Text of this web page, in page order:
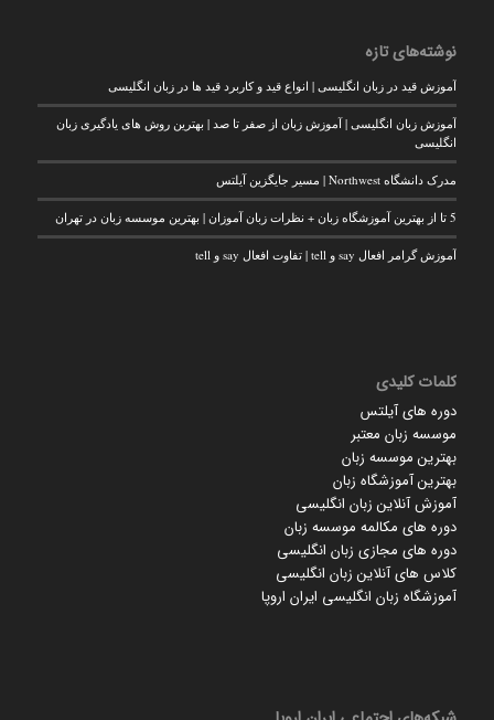
نوشته‌های تازه
آموزش قید در زبان انگلیسی | انواع قید و کاربرد قید ها در زبان انگلیسی
آموزش زبان انگلیسی | آموزش زبان از صفر تا صد | بهترین روش های یادگیری زبان
انگلیسی
مدرک دانشگاه Northwest | مسیر جایگزین آیلتس
5 تا از بهترین آموزشگاه زبان + نظرات زبان آموزان | بهترین موسسه زبان در تهران
آموزش گرامر افعال say و tell | تفاوت افعال say و tell
کلمات کلیدی
دوره های آیلتس
موسسه زبان معتبر
بهترین موسسه زبان
بهترین آموزشگاه زبان
آموزش آنلاین زبان انگلیسی
دوره های مکالمه موسسه زبان
دوره های مجازی زبان انگلیسی
کلاس های آنلاین زبان انگلیسی
آموزشگاه زبان انگلیسی ایران اروپا